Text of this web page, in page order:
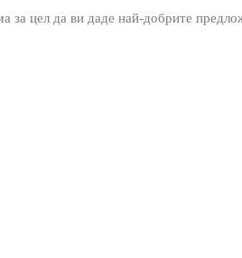
цел да ви даде най-добрите